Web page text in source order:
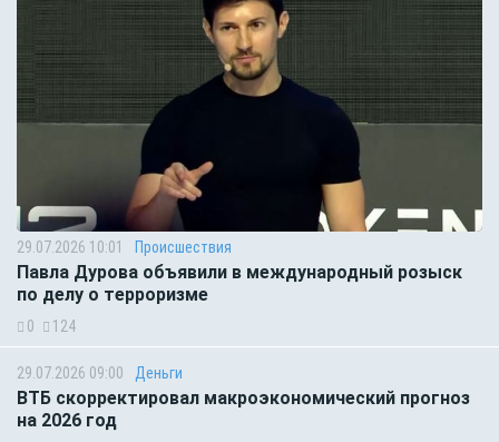
29.07.2026 10:01 Происшествия
Павла Дурова объявили в международный розыск
по делу о терроризме
0 124
29.07.2026 09:00 Деньги
ВТБ скорректировал макроэкономический прогноз
на 2026 год